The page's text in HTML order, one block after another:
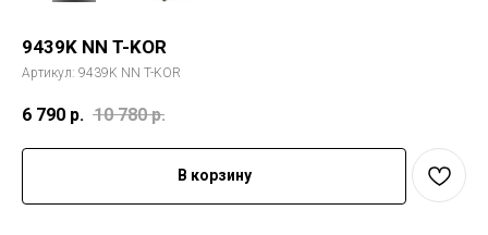
9439K NN T-KOR
Артикул: 9439K NN T-KOR
6 790 р. 10 780 р.
В корзину